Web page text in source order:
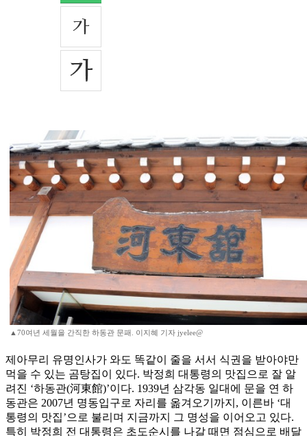
▲70여년 세월을 간직한 하동관 문패. 이지혜 기자 jyelee@
제아무리 유명인사가 와도 똑같이 줄을 서서 식권을 받아야만
먹을 수 있는 곰탕집이 있다. 박정희 대통령의 맛집으로 잘 알
려진 ‘하동관(河東館)’이다. 1939년 삼각동 일대에 문을 연 하
동관은 2007년 명동입구로 자리를 옮겨오기까지, 이른바 ‘대
통령의 맛집’으로 불리며 지금까지 그 명성을 이어오고 있다.
특히 박정희 전 대통령은 초도순시를 나갈 때면 점심으로 배달